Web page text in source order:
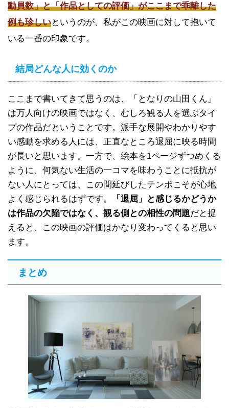
動員数」と「作品としての評価」がここまで乖離した
例も珍しいというのが、私がこの映画に対して抱いて
いる一番の印象です。
結局どんな人に効くのか
ここまで書いてきて思うのは、「となりの山田くん」
は万人向けの映画ではなく、むしろ観る人を選ぶタイ
プの作品だということです。派手な展開やわかりやす
い感動を求める人には、正直なところ退屈に映る時間
が長いと思います。一方で、絵本を1ページずつめくる
ように、何気ない生活の一コマを味わうことに抵抗が
ない人にとっては、この間延びしたテンポこそが心地
よく感じられるはずです。
「退屈」と感じるかどうか
は作品の欠陥ではなく、観る側との相性の問題だと捉
えると、この映画の評価はかなり変わってくると思い
ます。
まとめ